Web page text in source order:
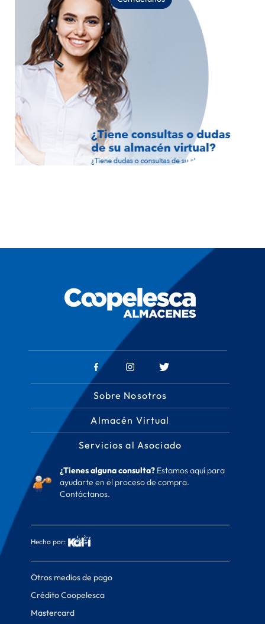
Sobre Nosotros
Almacén Virtual
Servicios al Asociado
¿Tienes alguna consulta?Estamos aquí para
ayudarte en el proceso de compra.
Contáctanos.
Hecho por:
Otros medios de pago
Crédito Coopelesca
Mastercard